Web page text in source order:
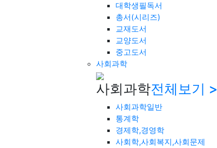
대학생필독서
총서(시리즈)
교재도서
교양도서
중고도서
사회과학
사회과학전체보기 >
사회과학일반
통계학
경제학,경영학
사회학,사회복지,사회문제